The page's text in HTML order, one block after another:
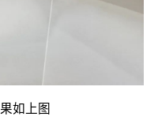
如上图